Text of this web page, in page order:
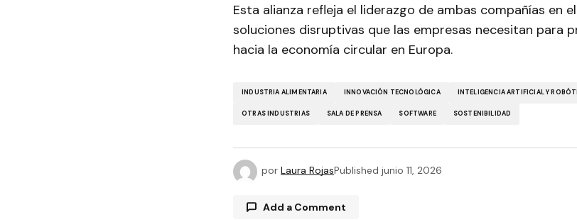
Esta alianza refleja el liderazgo de ambas compañías en
soluciones disruptivas que las empresas necesitan para
hacia la economía circular en Europa.
INDUSTRIA ALIMENTARIA INNOVACIÓN TECNOLÓGICA INTELIGENCIA ARTIFICIAL Y
OTRAS INDUSTRIAS SALA DE PRENSA SOFTWARE SOSTENIBILIDAD
por Laura RojasPublished junio 11, 2026
Add a Comment